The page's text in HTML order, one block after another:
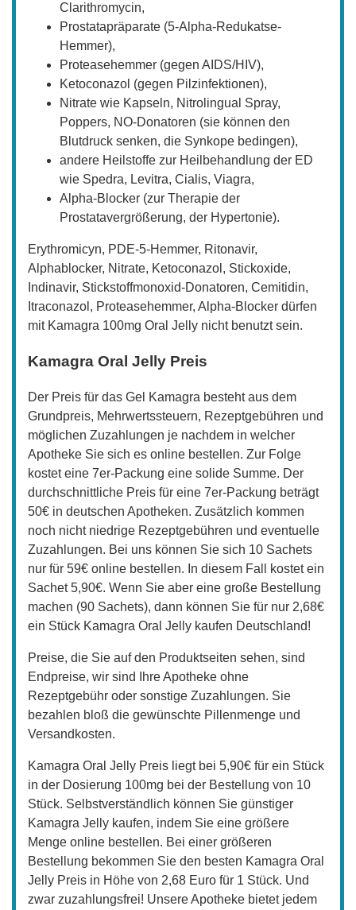
Clarithromycin,
Prostatapräparate (5-Alpha-Redukatse-
Hemmer),
Proteasehemmer (gegen AIDS/HIV),
Ketoconazol (gegen Pilzinfektionen),
Nitrate wie Kapseln, Nitrolingual Spray,
Poppers, NO-Donatoren (sie können den
Blutdruck senken, die Synkope bedingen),
andere Heilstoffe zur Heilbehandlung der ED
wie Spedra, Levitra, Cialis, Viagra,
Alpha-Blocker (zur Therapie der
Prostatavergrößerung, der Hypertonie).
Erythromicyn, PDE-5-Hemmer, Ritonavir,
Alphablocker, Nitrate, Ketoconazol, Stickoxide,
Indinavir, Stickstoffmonoxid-Donatoren, Cemitidin,
Itraconazol, Proteasehemmer, Alpha-Blocker dürfen
mit Kamagra 100mg Oral Jelly nicht benutzt sein.
Kamagra Oral Jelly Preis
Der Preis für das Gel Kamagra besteht aus dem
Grundpreis, Mehrwertssteuern, Rezeptgebühren und
möglichen Zuzahlungen je nachdem in welcher
Apotheke Sie sich es online bestellen. Zur Folge
kostet eine 7er-Packung eine solide Summe. Der
durchschnittliche Preis für eine 7er-Packung beträgt
50€ in deutschen Apotheken. Zusätzlich kommen
noch nicht niedrige Rezeptgebühren und eventuelle
Zuzahlungen. Bei uns können Sie sich 10 Sachets
nur für 59€ online bestellen. In diesem Fall kostet ein
Sachet 5,90€. Wenn Sie aber eine große Bestellung
machen (90 Sachets), dann können Sie für nur 2,68€
ein Stück Kamagra Oral Jelly kaufen Deutschland!
Preise, die Sie auf den Produktseiten sehen, sind
Endpreise, wir sind Ihre Apotheke ohne
Rezeptgebühr oder sonstige Zuzahlungen. Sie
bezahlen bloß die gewünschte Pillenmenge und
Versandkosten.
Kamagra Oral Jelly Preis liegt bei 5,90€ für ein Stück
in der Dosierung 100mg bei der Bestellung von 10
Stück. Selbstverständlich können Sie günstiger
Kamagra Jelly kaufen, indem Sie eine größere
Menge online bestellen. Bei einer größeren
Bestellung bekommen Sie den besten Kamagra Oral
Jelly Preis in Höhe von 2,68 Euro für 1 Stück. Und
zwar zuzahlungsfrei! Unsere Apotheke bietet jedem